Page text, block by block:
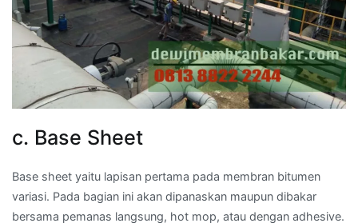
c. Base Sheet
Base sheet yaitu lapisan pertama pada membran bitumen
variasi. Pada bagian ini akan dipanaskan maupun dibakar
bersama pemanas langsung, hot mop, atau dengan adhesive.